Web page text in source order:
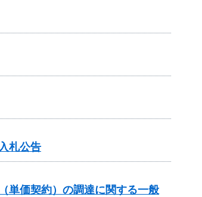
札公告
単価契約）の調達に関する一般